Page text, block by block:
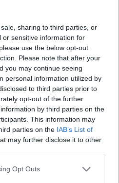
sharing to third parties, or
or sensitive information for
use the below opt-out
Please note that after your
you may continue seeing
personal information utilized by
to third parties prior to
opt-out of the further
by third parties on the
This information may
parties on the IAB’s List of
may further disclose it to other
Opt Outs